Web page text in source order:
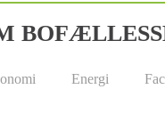
Energi